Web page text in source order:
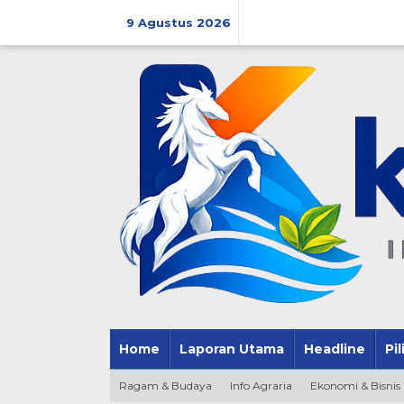
9 Agustus 2026
Home Laporan Utama Headline
Ragam & Budaya Info Agraria Ekonomi & Bisnis